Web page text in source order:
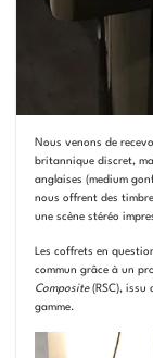
Nous venons de
britannique discret,
anglaises (medium
nous offrent des
une scène stéréo
Les coffrets en
commun grâce à un
Composite(RSC), issu
gamme.